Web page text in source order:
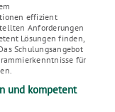
effizient
Anforderungen
Lösungen finden,
Schulungsangebot
für
und kompetent